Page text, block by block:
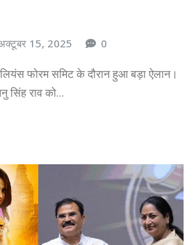
15, 2025 0
फोरम समिट के दौरान हुआ बड़ा ऐलान।
सिंह राव को…